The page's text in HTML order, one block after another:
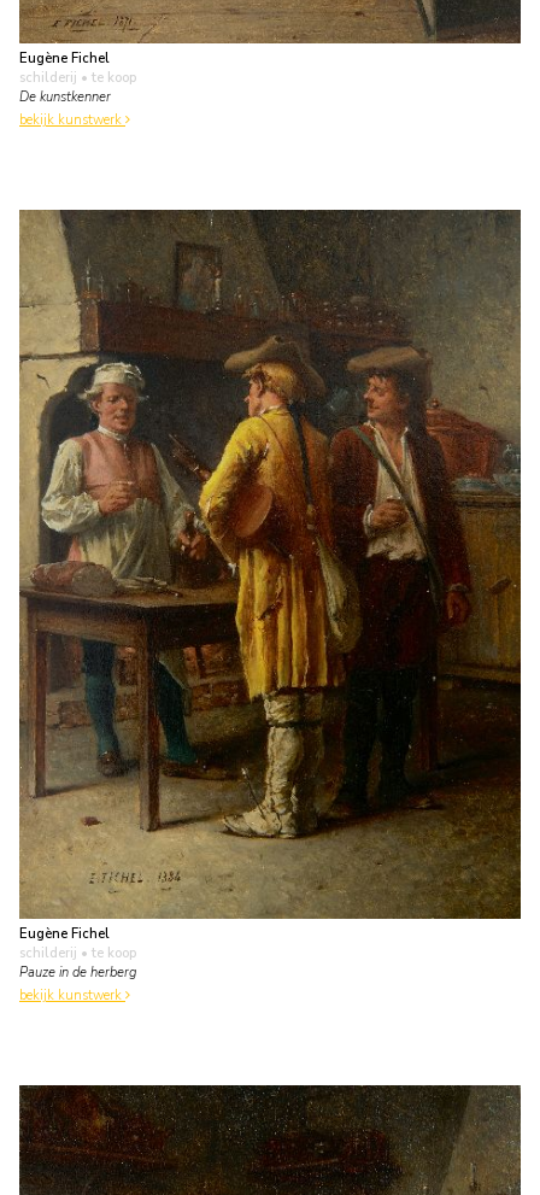
Eugène Fichel
schilderij • te koop
De kunstkenner
bekijk kunstwerk
Eugène Fichel
schilderij • te koop
Pauze in de herberg
bekijk kunstwerk